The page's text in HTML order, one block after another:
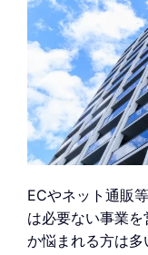
ECやネット通販
は必要ない事業
か悩まれる方は多